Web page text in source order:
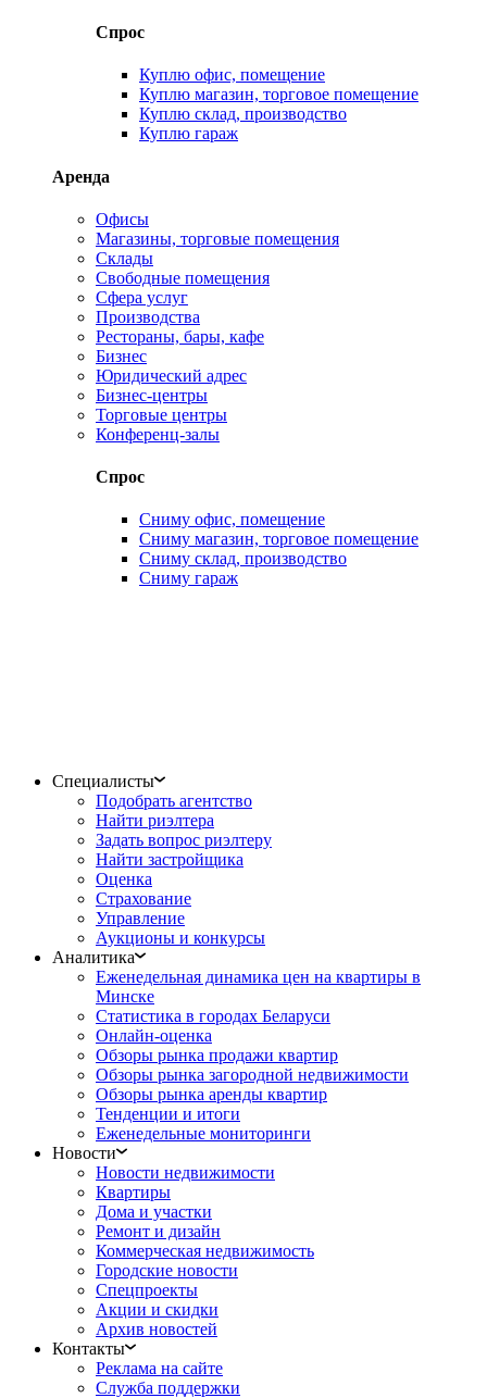
Спрос
Куплю офис, помещение
Куплю магазин, торговое помещение
Куплю склад, производство
Куплю гараж
Аренда
Офисы
Магазины, торговые помещения
Склады
Свободные помещения
Сфера услуг
Производства
Рестораны, бары, кафе
Бизнес
Юридический адрес
Бизнес-центры
Торговые центры
Конференц-залы
Спрос
Сниму офис, помещение
Сниму магазин, торговое помещение
Сниму склад, производство
Сниму гараж
Специалисты
Подобрать агентство
Найти риэлтера
Задать вопрос риэлтеру
Найти застройщика
Оценка
Страхование
Управление
Аукционы и конкурсы
Аналитика
Еженедельная динамика цен на квартиры в
Минске
Статистика в городах Беларуси
Онлайн-оценка
Обзоры рынка продажи квартир
Обзоры рынка загородной недвижимости
Обзоры рынка аренды квартир
Тенденции и итоги
Еженедельные мониторинги
Новости
Новости недвижимости
Квартиры
Дома и участки
Ремонт и дизайн
Коммерческая недвижимость
Городские новости
Спецпроекты
Акции и скидки
Архив новостей
Контакты
Реклама на сайте
Служба поддержки